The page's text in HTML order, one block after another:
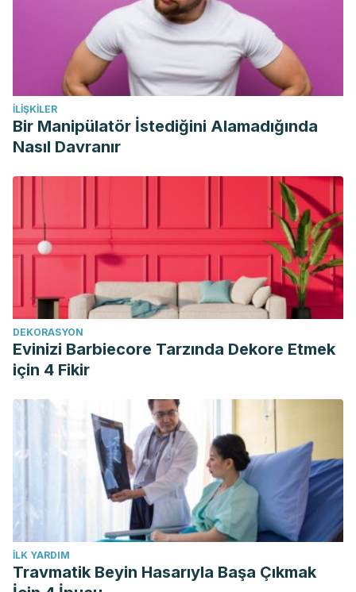
İLIŞKILER
Bir Manipülatör İstediğini Alamadığında
Nasıl Davranır
DEKORASYON
Evinizi Barbiecore Tarzında Dekore Etmek
için 4 Fikir
İLK YARDIM
Travmatik Beyin Hasarıyla Başa Çıkmak